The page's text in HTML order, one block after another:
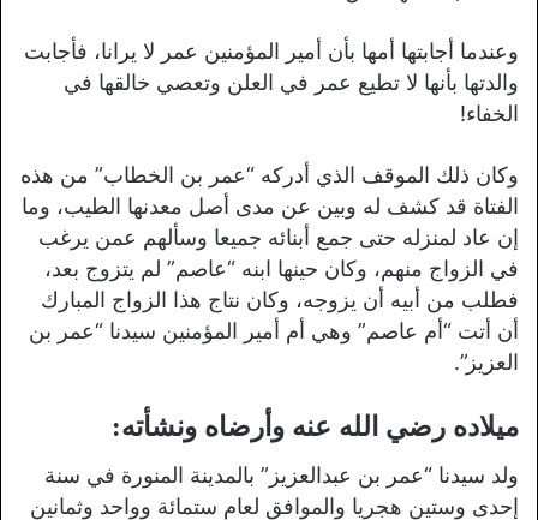
وعندما أجابتها أمها بأن أمير المؤمنين عمر لا يرانا، فأجابت
والدتها بأنها لا تطيع عمر في العلن وتعصي خالقها في
الخفاء!
وكان ذلك الموقف الذي أدركه “عمر بن الخطاب” من هذه
الفتاة قد كشف له وبين عن مدى أصل معدنها الطيب، وما
إن عاد لمنزله حتى جمع أبنائه جميعا وسألهم عمن يرغب
في الزواج منهم، وكان حينها ابنه “عاصم” لم يتزوج بعد،
فطلب من أبيه أن يزوجه، وكان نتاج هذا الزواج المبارك
أن أتت “أم عاصم” وهي أم أمير المؤمنين سيدنا “عمر بن
العزيز”.
ميلاده رضي الله عنه وأرضاه ونشأته:
ولد سيدنا “عمر بن عبدالعزيز” بالمدينة المنورة في سنة
إحدى وستين هجريا والموافق لعام ستمائة وواحد وثمانين